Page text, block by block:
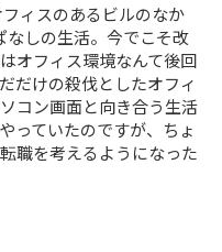
ィスのあるビルのなか
なしの生活。今でこそ改
オフィス環境なんて後回
だけの殺伐としたオフィ
コン画面と向き合う生活
っていたのですが、ちょ
職を考えるようになった